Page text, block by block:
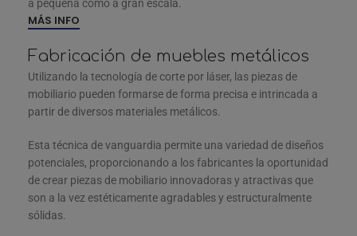
a pequeña como a gran escala.
MÁS INFO
Fabricación de muebles metálicos
Utilizando la tecnología de corte por láser, las piezas de
mobiliario pueden formarse de forma precisa e intrincada a
partir de diversos materiales metálicos.
Esta técnica de vanguardia permite una variedad de diseños
potenciales, proporcionando a los fabricantes la oportunidad
de crear piezas de mobiliario innovadoras y atractivas que
son a la vez estéticamente agradables y estructuralmente
sólidas.